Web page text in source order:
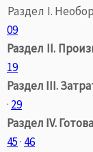
Раздел I.
09
Раздел II.
19
Раздел III.
· 29
Раздел IV.
45· 46